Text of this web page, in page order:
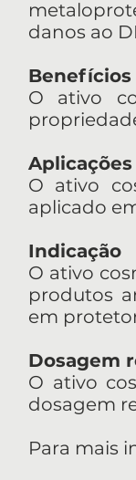
danos ao
Benefícios
O ativo
Aplicações
O ativo
aplicado
Indicação
O ativo
produtos
em
Dosagem
O ativo
dosagem
Para mais